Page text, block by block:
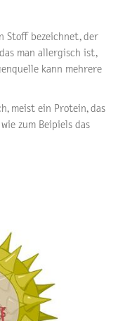
Stoff bezeichnet, der
man allergisch ist,
kann mehrere
meist ein Protein, das
zum Beipiels das